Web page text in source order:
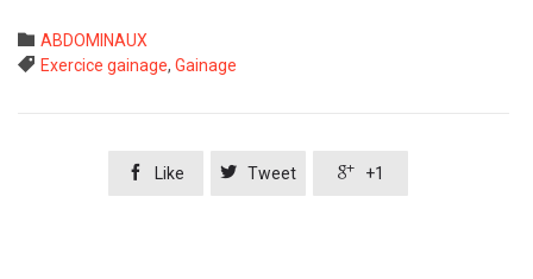
 Category
ABDOMINAUX
 Tags
Exercice gainage, Gainage
 Like  Tweet  +1